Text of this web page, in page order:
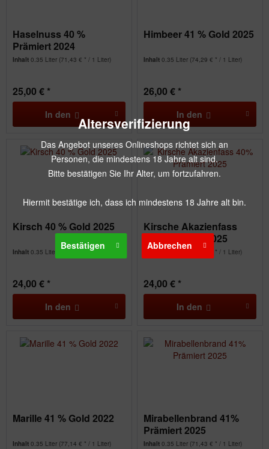
Haselnuss 40 %
Prämiert 2024
Inhalt0.35 Liter (71,43 € * / 1 Liter)
25,00 € *
In den
Himbeer 41 % Gold 2025
Inhalt0.35 Liter (74,29 € * / 1 Liter)
26,00 € *
In den
Kirsch 40 % Gold 2025
Inhalt0.35 Liter (68,57 € * / 1 Liter)
24,00 € *
In den
Kirsche Akazienfass
40% Prämiert 2025
Inhalt0.35 Liter(68,57 € * / 1 Liter)
24,00 € *
In den
Marille 41 % Gold 2022
Inhalt0.35 Liter (77,14 € * / 1 Liter)
Mirabellenbrand 41%
Prämiert 2025
Inhalt0.35 Liter (71,43 € * / 1 Liter)
Altersverifizierung
Das Angebot unseres Onlineshops richtet sich an
Personen, die mindestens 18 Jahre alt sind.
Bitte bestätigen Sie Ihr Alter, um fortzufahren.
Hiermit bestätige ich, dass ich mindestens 18 Jahre alt bin.
Bestätigen Abbrechen